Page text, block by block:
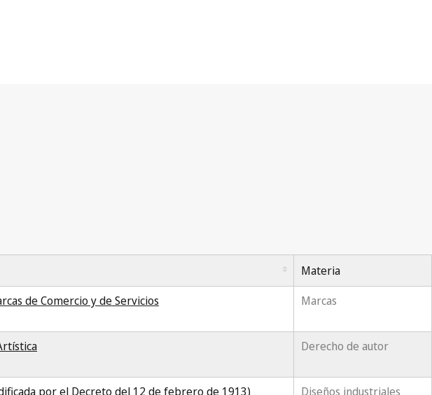
Materia
de Comercio y de Servicios Marcas
Derecho de autor
por el Decreto del 12 de febrero de 1913) Diseños industriales